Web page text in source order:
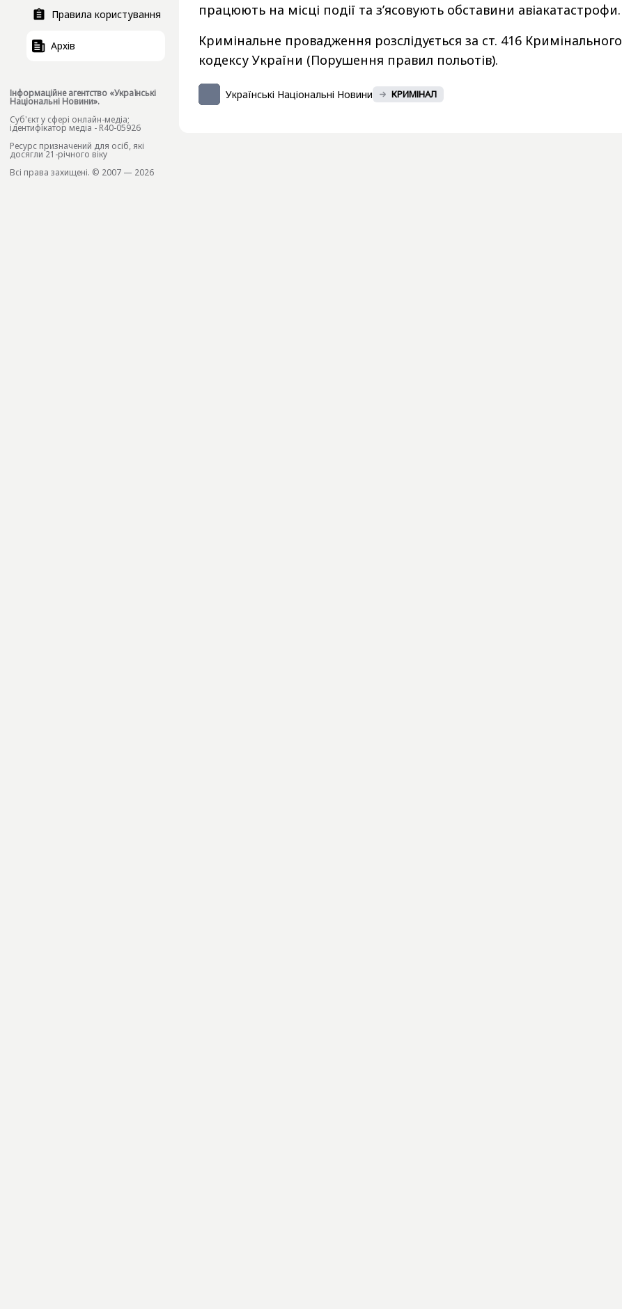
Правила користування
Архів
Інформаційне агентство «Українські
Національні Новини».
Cуб'єкт у сфері онлайн-медіа;
ідентифікатор медіа - R40-05926
Ресурс призначений для осіб, які
досягли 21-річного віку
Всі права захищені. © 2007 — 2026
працюють на місці події та з’ясовують обставини авіакатастрофи.
Кримінальне провадження розслідується за ст. 416 Кримінального
кодексу України (Порушення правил польотів).
Українські Національні Новини КРИМІНАЛ